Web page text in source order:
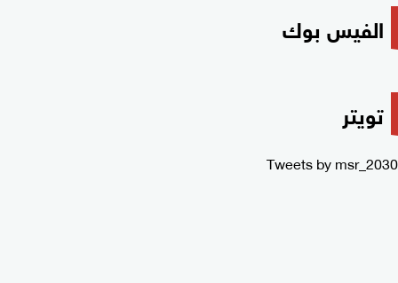
الفيس بوك
تويتر
Tweets by msr_2030